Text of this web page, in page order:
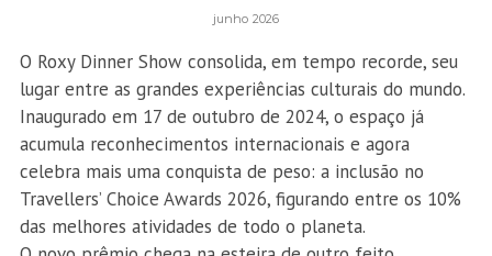
junho 2026
O Roxy Dinner Show consolida, em tempo recorde, seu
lugar entre as grandes experiências culturais do mundo.
Inaugurado em 17 de outubro de 2024, o espaço já
acumula reconhecimentos internacionais e agora
celebra mais uma conquista de peso: a inclusão no
Travellers’ Choice Awards 2026, figurando entre os 10%
das melhores atividades de todo o planeta.